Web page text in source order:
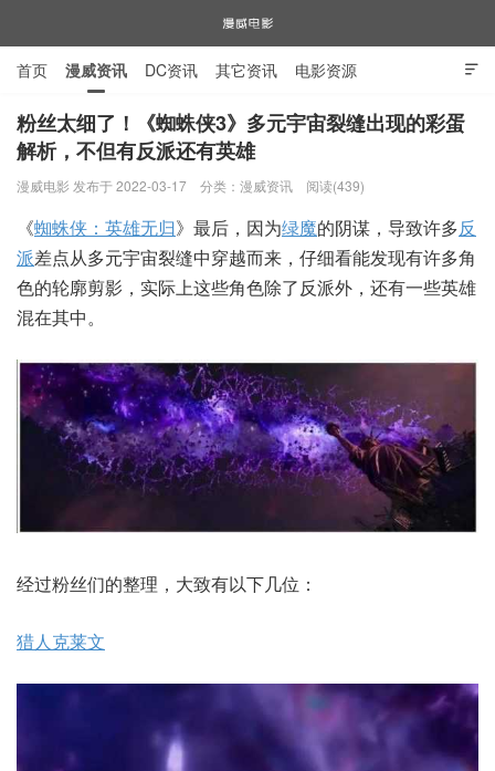
漫威电影

首页 漫威资讯 DC资讯 其它资讯 电影资源
电视剧资源 漫威图片
粉丝太细了！《蜘蛛侠3》多元宇宙裂缝出现的彩蛋
解析，不但有反派还有英雄
漫威电影 发布于 2022-03-17 分类： 漫威资讯 阅读(439)
《蜘蛛侠：英雄无归》最后，因为绿魔的阴谋，导致许多反
派差点从多元宇宙裂缝中穿越而来，仔细看能发现有许多角
色的轮廓剪影，实际上这些角色除了反派外，还有一些英雄
混在其中。
经过粉丝们的整理，大致有以下几位：
猎人克莱文